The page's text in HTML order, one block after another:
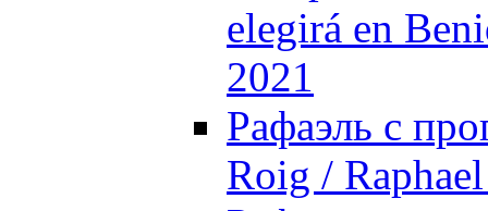
elegirá en
2021
Рафаэль с
Roig /